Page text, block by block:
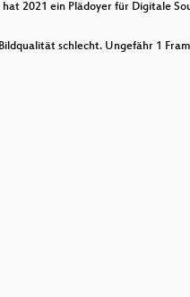
2021 ein Plädoyer für Digitale
schlecht. Ungefähr 1